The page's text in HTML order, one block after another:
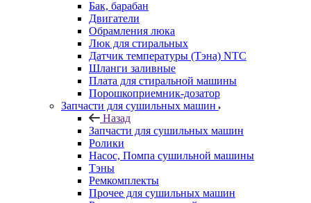
Бак, барабан
Двигатели
Обрамления люка
Люк для стиральных
Датчик температуры (Тэна) NTC
Шланги заливные
Плата для стиральной машины
Порошкоприемник-дозатор
Запчасти для сушильных машин
Назад
Запчасти для сушильных машин
Ролики
Насос, Помпа сушильной машины
Тэны
Ремкомплекты
Прочее для сушильных машин